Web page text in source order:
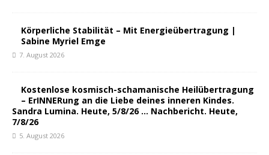
Körperliche Stabilität – Mit Energieübertragung |
Sabine Myriel Emge
7. August 2026
Kostenlose kosmisch-schamanische Heilübertragung
– ErINNERung an die Liebe deines inneren Kindes.
Sandra Lumina. Heute, 5/8/26 … Nachbericht. Heute,
7/8/26
5. August 2026